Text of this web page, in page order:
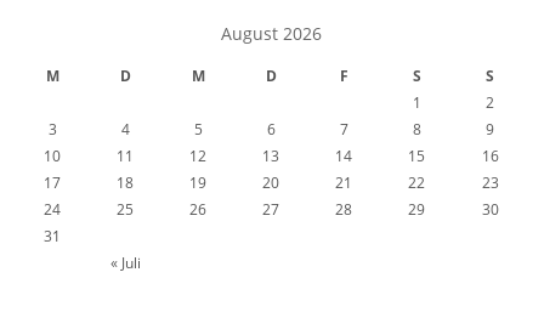
August 2026
M D M D F S S
« Juli
1
2
3
4 5 6 7 8
9
10
11 12 13 14 15
16
17
18 19 20 21 22
23
24
25 26 27 28 29
30
31